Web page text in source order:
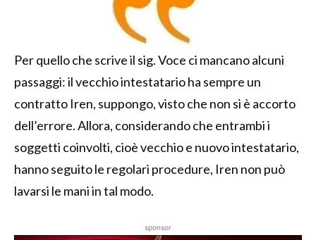
Per quello che scrive il sig. Voce ci mancano alcuni
passaggi: il vecchio intestatario ha sempre un
contratto Iren, suppongo, visto che non si è accorto
dell’errore. Allora, considerando che entrambi i
soggetti coinvolti, cioè vecchio e nuovo intestatario,
hanno seguito le regolari procedure, Iren non può
lavarsi le mani in tal modo.
sponsor